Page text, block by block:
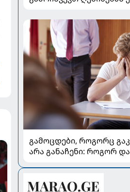
ბავშვი კრიტიკულ
პედიატრ სალომე
რჩევები
გამოცდები, როგორც
არა განაჩენი: როგორ